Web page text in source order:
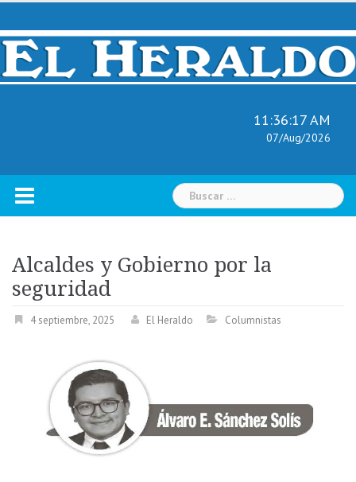
Skip
content
11:36:18 AM
07/Aug/2026
Buscar:
Alcaldes y Gobierno por la
seguridad
4 septiembre, 2025 El Heraldo Columnistas